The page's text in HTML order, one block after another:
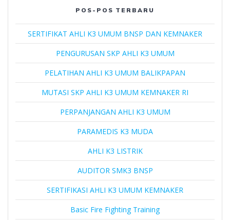
POS-POS TERBARU
SERTIFIKAT AHLI K3 UMUM BNSP DAN KEMNAKER
PENGURUSAN SKP AHLI K3 UMUM
PELATIHAN AHLI K3 UMUM BALIKPAPAN
MUTASI SKP AHLI K3 UMUM KEMNAKER RI
PERPANJANGAN AHLI K3 UMUM
PARAMEDIS K3 MUDA
AHLI K3 LISTRIK
AUDITOR SMK3 BNSP
SERTIFIKASI AHLI K3 UMUM KEMNAKER
Basic Fire Fighting Training